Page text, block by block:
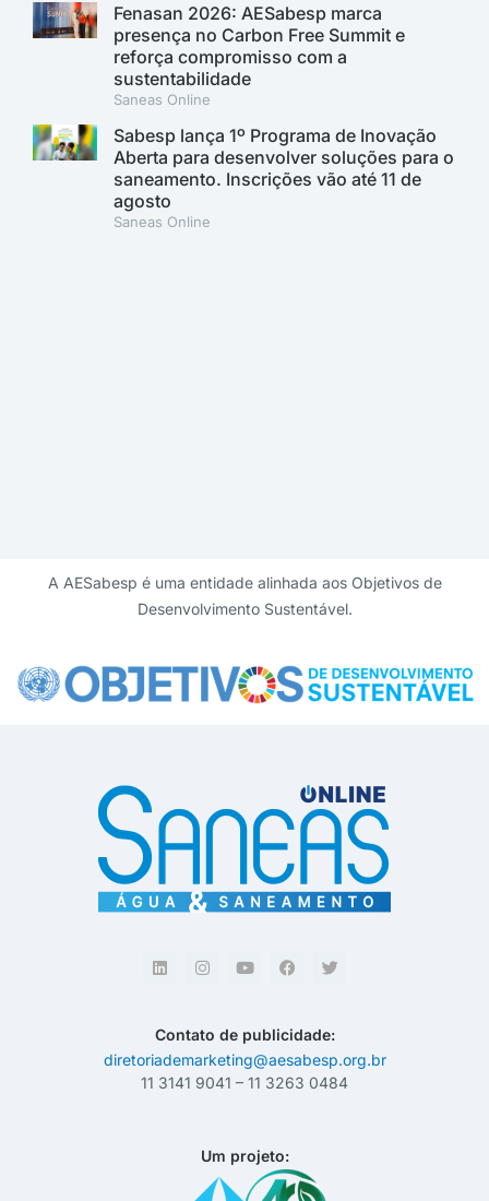
Fenasan 2026: AESabesp marca
presença no Carbon Free Summit e
reforça compromisso com a
sustentabilidade
Saneas Online
Sabesp lança 1º Programa de Inovação
Aberta para desenvolver soluções para o
saneamento. Inscrições vão até 11 de
agosto
Saneas Online
A AESabesp é uma entidade alinhada aos Objetivos de
Desenvolvimento Sustentável.
Contato de publicidade:
diretoriademarketing@aesabesp.org.br
11 3141 9041 – 11 3263 0484
Um projeto: